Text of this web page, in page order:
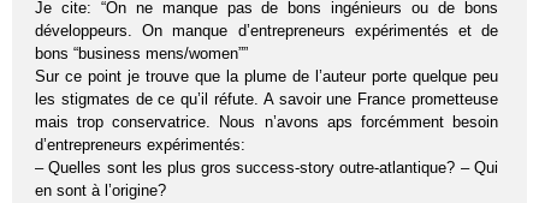
Je cite: “On ne manque pas de bons ingénieurs ou de bons
développeurs. On manque d’entrepreneurs expérimentés et de
bons “business mens/women””
Sur ce point je trouve que la plume de l’auteur porte quelque peu
les stigmates de ce qu’il réfute. A savoir une France prometteuse
mais trop conservatrice. Nous n’avons aps forcémment besoin
d’entrepreneurs expérimentés:
– Quelles sont les plus gros success-story outre-atlantique? – Qui
en sont à l’origine?